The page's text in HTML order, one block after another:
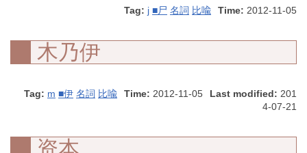
Tag: j ■尸 名詞 比喩 Time: 2012-11-05
木乃伊
Tag: m ■伊 名詞 比喩 Time: 2012-11-05 Last modified: 201
4-07-21